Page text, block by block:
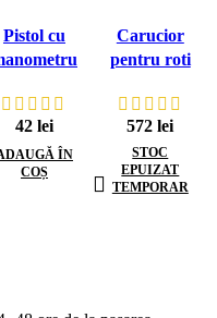
Pistol cu
42 lei
ÎN
COȘ
Carucior
pentru roti
roti, zincat
572lei
STOC
EPUIZAT
TEMPORAR